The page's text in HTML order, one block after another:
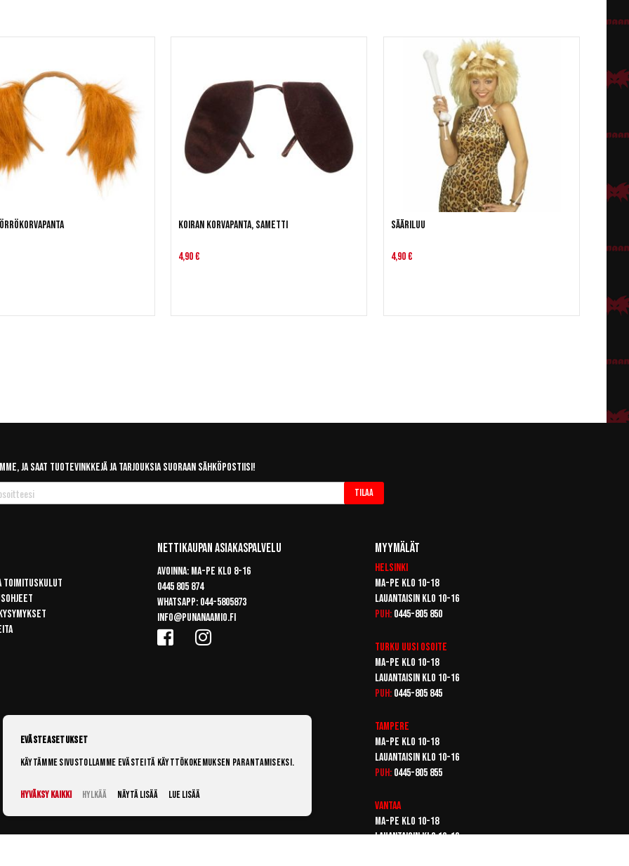
Koiran korvapanta, sametti
4,90 €
Sääriluu
4,90 €
ja saat tuotevinkkejä ja tarjouksia suoraan sähköpostiisi!
Tilaa
toimituskulut
Nettikaupan Asiakaspalvelu
Avoinna: Ma-pe klo 8-16
0445 805 874
Whatsapp: 044-5805873
info@punanaamio.fi
Myymälät
Helsinki
Ma-pe klo 10-18
Lauantaisin klo 10-16
Puh: 0445-805 850
Turku Uusi osoite
Ma-pe klo 10-18
Lauantaisin klo 10-16
Puh: 0445-805 845
Tampere
Ma-pe klo 10-18
Lauantaisin klo 10-16
Puh: 0445-805 855
Vantaa
Ma-pe klo 10-18
Lauantaisin klo 10-16
Evästeasetukset
Käytämme sivustollamme evästeitä käyttökokemuksen parantamiseksi.
Hyväksy kaikki Hylkää Näytä lisää Lue lisää